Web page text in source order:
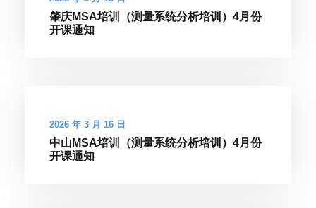
肇庆MSA培训（测量系统分析培训）4月份
开课通知
2026 年 3 月 16 日
中山MSA培训（测量系统分析培训）4月份
开课通知